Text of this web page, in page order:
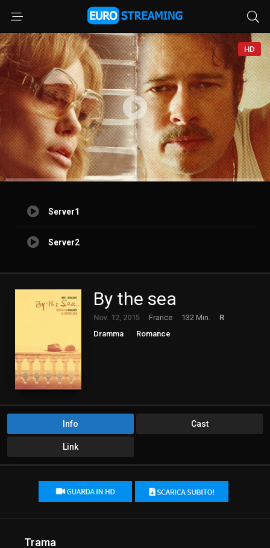
HD
Server1
Server2
By the sea
Nov. 12, 2015 France 132 Min.
R
Dramma
Romance
Info Cast
Link
Trama